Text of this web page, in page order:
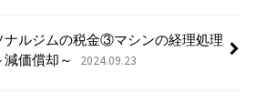
ナルジムの税金③マシンの経理処理
価償却～
2024.09.23